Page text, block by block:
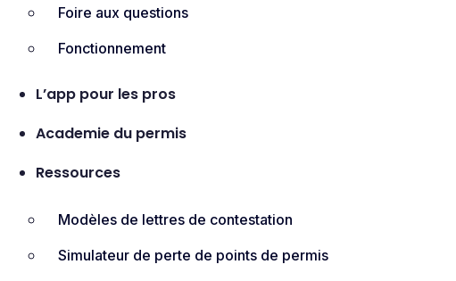
Foire aux questions
Fonctionnement
L’app pour les pros
Academie du permis
Ressources
Modèles de lettres de contestation
Simulateur de perte de points de permis